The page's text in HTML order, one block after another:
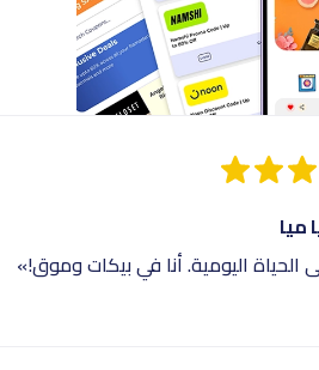
ميا
الحياة اليومية. أنا في بيكات وموق!»